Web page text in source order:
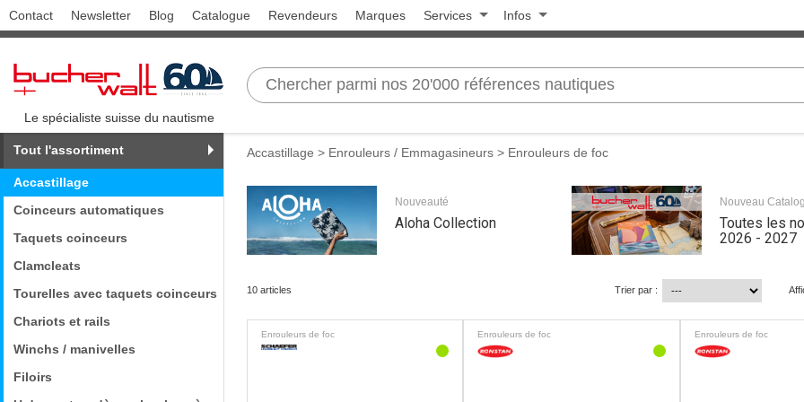
Contact Newsletter Blog Catalogue Revendeurs Marques Services Infos
Le spécialiste suisse du nautisme
Tout l'assortiment
Accastillage
Coinceurs automatiques
Taquets coinceurs
Clamcleats
Tourelles avec taquets coinceurs
Chariots et rails
Winchs / manivelles
Filoirs
Accastillage > Enrouleurs / Emmagasineurs > Enrouleurs de foc
Nouveauté
Aloha Collection
Nouveau
Toutes les
2026 - 2027
10 articles Trier par :
Enrouleurs de foc Enrouleurs de foc Enrouleurs de foc